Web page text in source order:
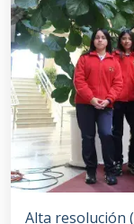
Alta resolución (